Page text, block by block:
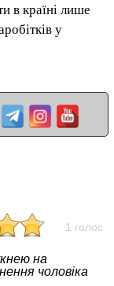
в країні лише
у
1 голос
на
чоловіка